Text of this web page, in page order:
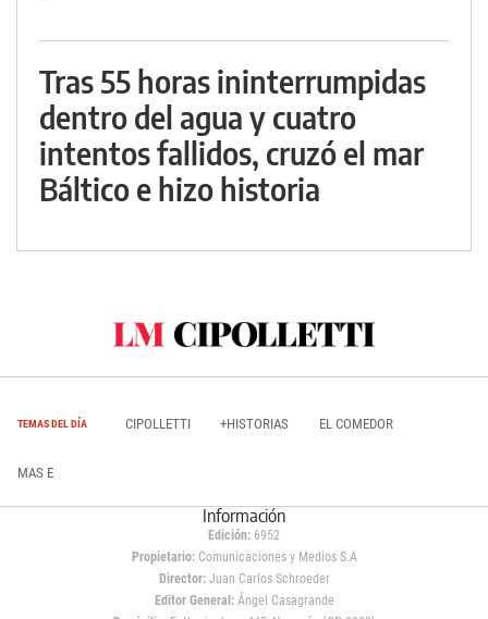
Tras 55 horas ininterrumpidas
dentro del agua y cuatro
intentos fallidos, cruzó el mar
Báltico e hizo historia
TEMAS DEL DÍA CIPOLLETTI +HISTORIAS EL COMEDOR
MAS E
Información
Edición: 6952
Propietario:Comunicaciones y Medios S.A
Director: Juan Carlos Schroeder
Editor General:Ángel Casagrande